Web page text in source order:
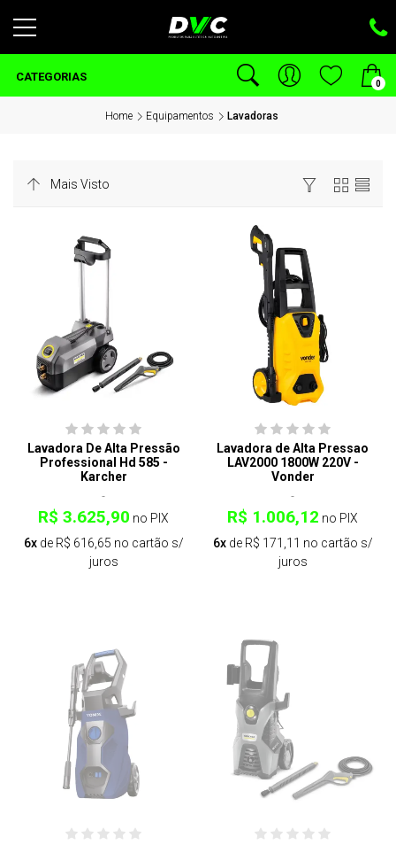
0
CATEGORIAS
Home Equipamentos Lavadoras
Lavadora De Alta Pressão
Professional Hd 585 -
Karcher
R$ 3.625,90 no PIX
6xde R$ 616,65 no cartão s/
juros
Lavadora de Alta Pressao
LAV2000 1800W 220V -
Vonder
R$ 1.006,12 no PIX
6xde R$ 171,11 no cartão s/
juros